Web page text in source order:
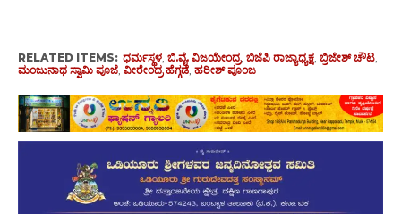
RELATED ITEMS: ಧರ್ಮಸ್ಥಳ, ಬಿ.ವೈ. ವಿಜಯೇಂದ್ರ, ಬಿಜೆಪಿ ರಾಜ್ಯಾಧ್ಯಕ್ಷ, ಬ್ರಿಜೇಶ್ ಚೌಟ,
ಮಂಜುನಾಥ ಸ್ವಾಮಿ ಪೂಜೆ, ವೀರೇಂದ್ರ ಹೆಗ್ಗಡೆ, ಹರೀಶ್ ಪೂಂಜ